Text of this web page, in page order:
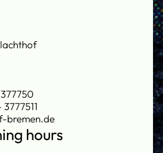
bremen.de
hours